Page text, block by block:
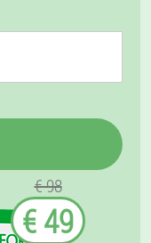
€ 98
€ 49